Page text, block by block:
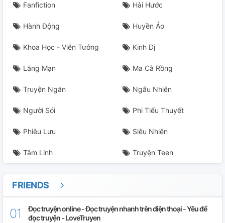
Fanfiction Hài Hước
Hành Động Huyền Ảo
Khoa Học - Viễn Tưởng Kinh Dị
Lãng Mạn Ma Cà Rồng
Truyện Ngắn Ngẫu Nhiên
Người Sói Phi Tiểu Thuyết
Phiêu Lưu Siêu Nhiên
Tâm Linh Truyện Teen
FRIENDS
Đọc truyện online - Đọc truyện nhanh trên điện thoại - Yêu để
đọc truyện - LoveTruyen